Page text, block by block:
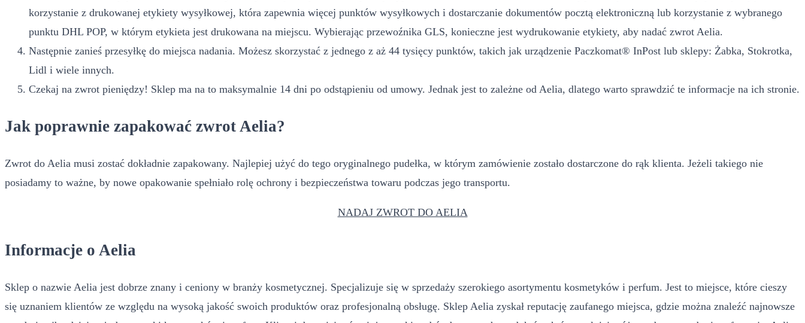
korzystanie z drukowanej etykiety wysyłkowej, która zapewnia więcej punktów wysyłkowych i dostarczanie dokumentów pocztą elektroniczną lub korzystanie z wybranego
punktu DHL POP, w którym etykieta jest drukowana na miejscu. Wybierając przewoźnika GLS, konieczne jest wydrukowanie etykiety, aby nadać zwrot Aelia.
Następnie zanieś przesyłkę do miejsca nadania. Możesz skorzystać z jednego z aż 44 tysięcy punktów, takich jak urządzenie Paczkomat® InPost lub sklepy: Żabka, Stokrotka,
Lidl i wiele innych.
Czekaj na zwrot pieniędzy! Sklep ma na to maksymalnie 14 dni po odstąpieniu od umowy. Jednak jest to zależne od Aelia, dlatego warto sprawdzić te informacje na ich stronie.
Jak poprawnie zapakować zwrot Aelia?
Zwrot do Aelia musi zostać dokładnie zapakowany. Najlepiej użyć do tego oryginalnego pudełka, w którym zamówienie zostało dostarczone do rąk klienta. Jeżeli takiego nie
posiadamy to ważne, by nowe opakowanie spełniało rolę ochrony i bezpieczeństwa towaru podczas jego transportu.
NADAJ ZWROT DO AELIA
Informacje o Aelia
Sklep o nazwie Aelia jest dobrze znany i ceniony w branży kosmetycznej. Specjalizuje się w sprzedaży szerokiego asortymentu kosmetyków i perfum. Jest to miejsce, które cieszy
się uznaniem klientów ze względu na wysoką jakość swoich produktów oraz profesjonalną obsługę. Sklep Aelia zyskał reputację zaufanego miejsca, gdzie można znaleźć najnowsze